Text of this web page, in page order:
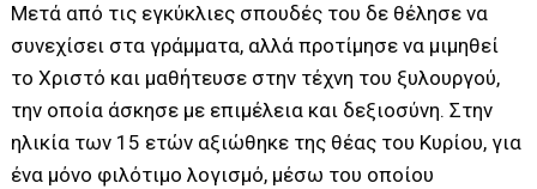
Μετά από τις εγκύκλιες σπουδές του δε θέλησε να
συνεχίσει στα γράμματα, αλλά προτίμησε να μιμηθεί
το Χριστό και μαθήτευσε στην τέχνη του ξυλουργού,
την οποία άσκησε με επιμέλεια και δεξιοσύνη. Στην
ηλικία των 15 ετών αξιώθηκε της θέας του Κυρίου, για
ένα μόνο φιλότιμο λογισμό, μέσω του οποίου